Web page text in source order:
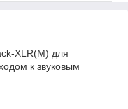
XLR(M) для
к звуковым